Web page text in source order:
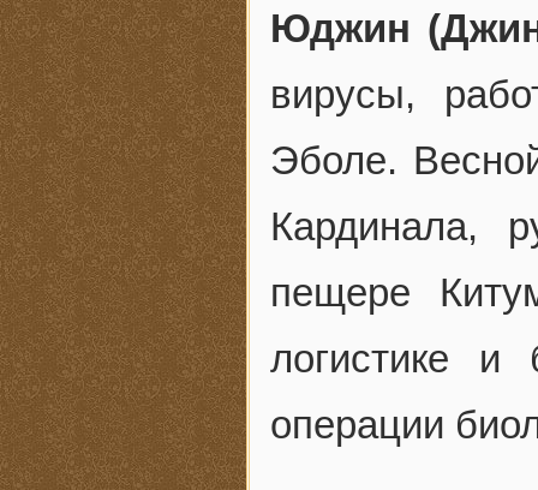
Юджин
вирусы,
Эболе.
Кардинала,
пещере
логистике и
операции